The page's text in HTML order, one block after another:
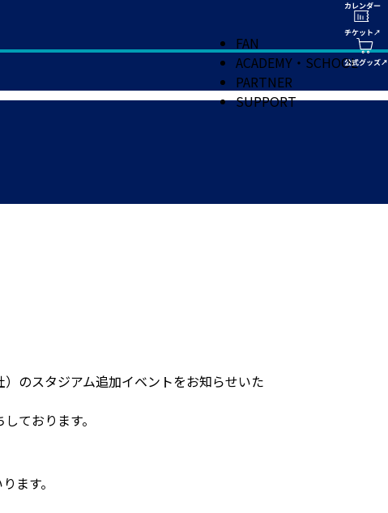
FAN
ACADEMY・SCHOOL
PARTNER
SUPPORT
のスタジアム追加イベントをお知らせいた
ております。
ます。